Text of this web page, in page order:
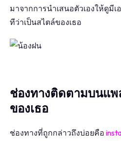
มาจากการนำเสนอตัวเองให้ดูมี
ทีว่าเป็นสไตล์ของเธอ
ช่องทางติดตามบนแ
ของเธอ
ช่องทางที่ถูกกล่าวถึงบ่อยคือ